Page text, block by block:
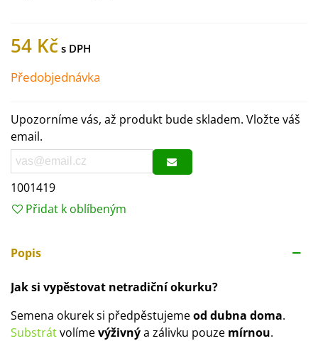
54 Kč
Předobjednávka
Upozorníme vás, až produkt bude skladem. Vložte váš
email.
1001419
Přidat k oblíbeným
Popis
Jak si vypěstovat netradiční okurku?
Semena okurek si předpěstujemeod dubna doma.
Substrátvolímevýživnýa zálivku pouze mírnou.